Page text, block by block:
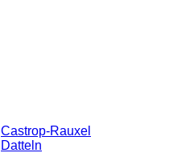
Castrop-Rauxel
Datteln